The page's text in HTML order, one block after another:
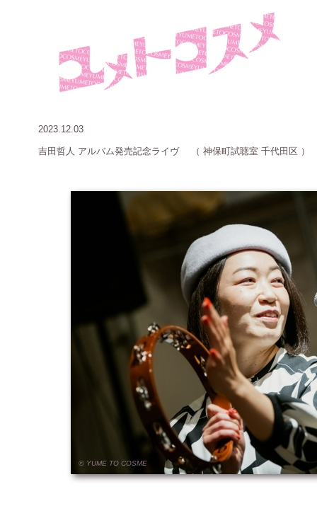
2023.12.03
吉田哲人 アルバム発売記念ライヴ （ 神保町試聴室 千代田区 ）
© YUME TO COSME